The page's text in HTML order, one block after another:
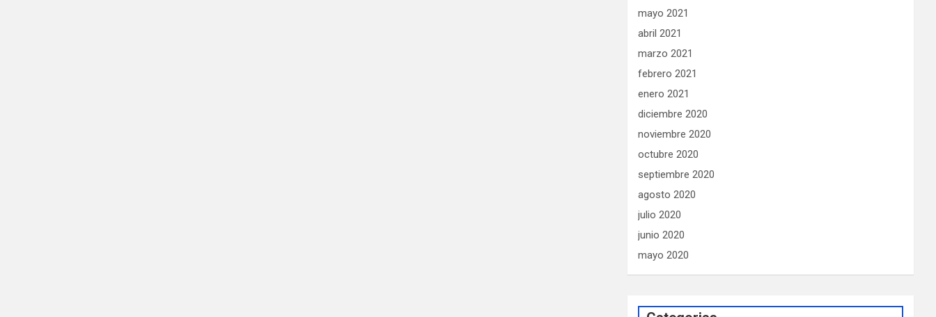
mayo 2021
abril 2021
marzo 2021
febrero 2021
enero 2021
diciembre 2020
noviembre 2020
octubre 2020
septiembre 2020
agosto 2020
julio 2020
junio 2020
mayo 2020